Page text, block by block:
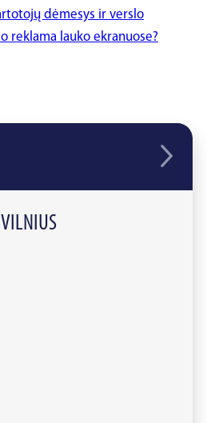
VILNIUS
dėmesys ir verslo
reklama lauko ekranuose?